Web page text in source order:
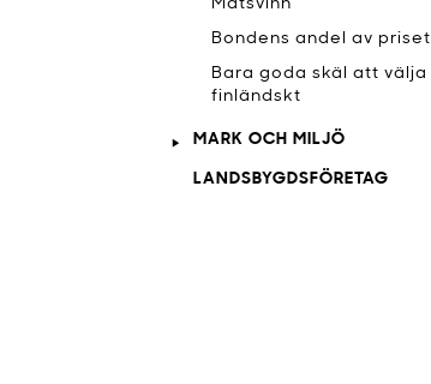
Matsvinn
Bondens andel av priset
Bara goda skäl att välja
finländskt
MARK OCH MILJÖ
LANDSBYGDSFÖRETAG